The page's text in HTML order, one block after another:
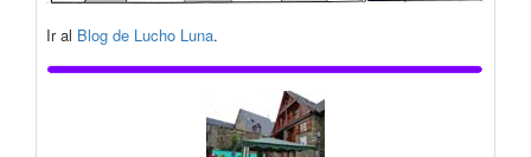
Ir al Blog de Lucho Luna.